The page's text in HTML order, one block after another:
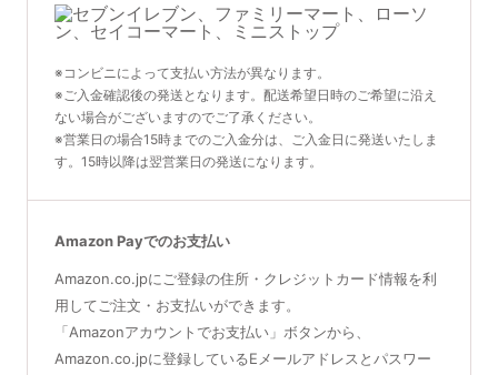
※コンビニによって支払い方法が異なります。
※ご入金確認後の発送となります。配送希望日時のご希望に沿え
ない場合がございますのでご了承ください。
※営業日の場合15時までのご入金分は、ご入金日に発送いたしま
す。15時以降は翌営業日の発送になります。
Amazon Payでのお支払い
Amazon.co.jpにご登録の住所・クレジットカード情報を利
用してご注文・お支払いができます。
「Amazonアカウントでお支払い」ボタンから、
Amazon.co.jpに登録しているEメールアドレスとパスワー